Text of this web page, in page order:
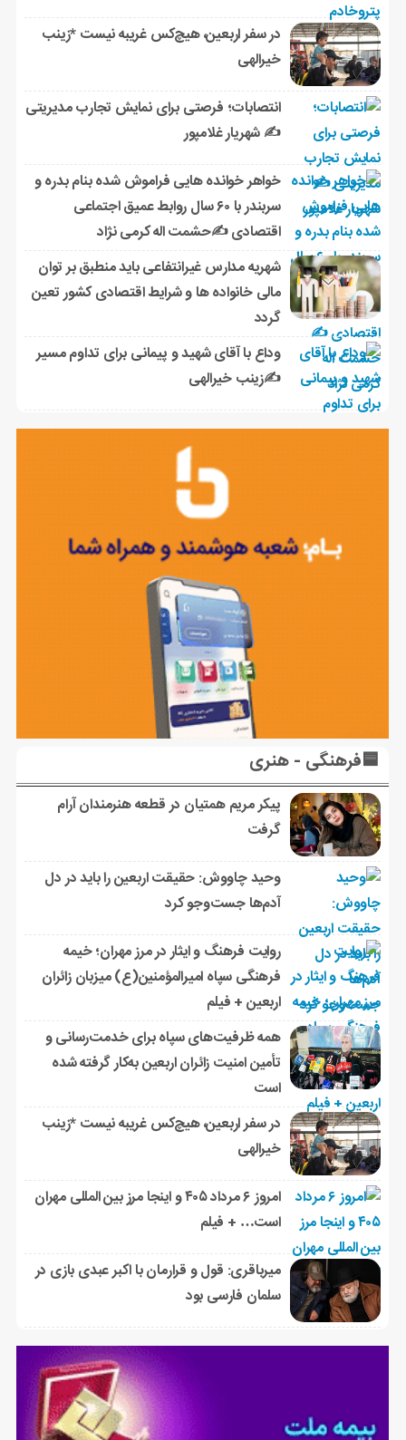
در سفر اربعین، هیچ‌کس غریبه نیست *زینب
خیرالهی
انتصابات؛ فرصتی برای نمایش تجارب مدیریتی
✍ شهریار غلامپور
خواهر خوانده هایی فراموش شده بنام بدره و
سربندر با ۶۰ سال روابط عمیق اجتماعی
اقتصادی ✍حشمت اله کرمی نژاد
شهریه مدارس غیرانتفاعی باید منطبق بر توان
مالی خانواده ها و شرایط اقتصادی کشور تعین
گردد
وداع با آقای شهید و پیمانی برای تداوم مسیر
✍زینب خیرالهی
🟦فرهنگی - هنری
پیکر مریم همتیان در قطعه هنرمندان آرام
گرفت
وحید چاووش: حقیقت اربعین را باید در دل
آدم‌ها جست‌وجو کرد
روایت فرهنگ و ایثار در مرز مهران؛ خیمه
فرهنگی سپاه امیرالمؤمنین(ع) میزبان زائران
اربعین + فیلم
همه ظرفیت‌های سپاه برای خدمت‌رسانی و
تأمین امنیت زائران اربعین به‌کار گرفته شده
است
در سفر اربعین، هیچ‌کس غریبه نیست *زینب
خیرالهی
امروز ۶ مرداد ۴۰۵ و اینجا مرز بین المللی مهران
است… + فیلم
میرباقری: قول و قرارمان با اکبر عبدی بازی در
سلمان فارسی بود